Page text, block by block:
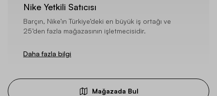
Nike Yetkili Satıcısı
Barçın, Nike’ın Türkiye’deki en büyük iş ortağı ve
25’den fazla mağazasının işletmecisidir.
Daha fazla bilgi
Mağazada Bul